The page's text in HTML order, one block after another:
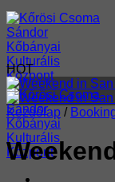
Skip
to
content
HOT
Kezdőlap /